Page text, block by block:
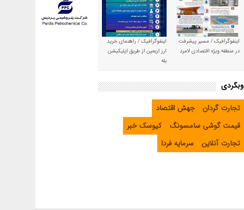
اینفوگرافیک / مسیر پیشرفت
در منطقه ویژه اقتصادی لامرد
اینفوگرافیک / راهنمای خرید
ارز اربعین از طریق اپلیکیشن
بله
وبگردی
تجارت گردان
جهش اقتصاد
قیمت گوشی سامسونگ
کیوسک خبر
تجارت آنلاین
سرمایه فردا